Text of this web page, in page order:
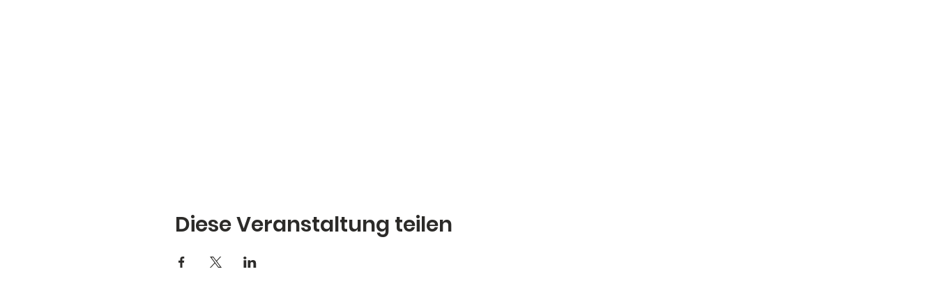
Diese Veranstaltung teilen